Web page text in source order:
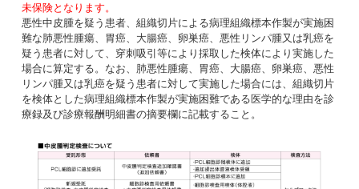
未保険となります。
悪性中皮腫を疑う患者、組織切片による病理組織標本作製が実施困
難な肺悪性腫瘍、胃癌、大腸癌、卵巣癌、悪性リンパ腫又は乳癌を
疑う患者に対して、穿刺吸引等により採取した検体により実施した
場合に算定する。なお、肺悪性腫瘍、胃癌、大腸癌、卵巣癌、悪性
リンパ腫又は乳癌を疑う患者に対して実施した場合には、組織切片
を検体とした病理組織標本作製が実施困難である医学的な理由を診
療録及び診療報酬明細書の摘要欄に記載すること。